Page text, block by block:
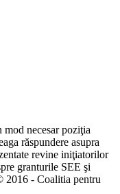
necesar poziţia
răspundere asupra
revine iniţiatorilor
granturile SEE şi
2016 - Coalitia pentru